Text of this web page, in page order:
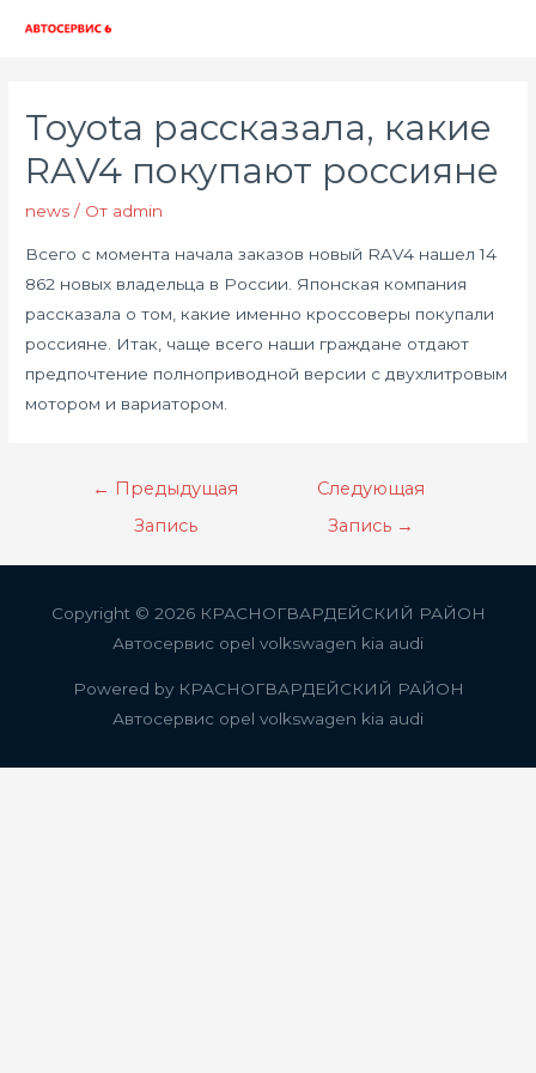
Toyota рассказала, какие
RAV4 покупают россияне
news / От admin
Всего с момента начала заказов новый RAV4 нашел 14
862 новых владельца в России. Японская компания
рассказала о том, какие именно кроссоверы покупали
россияне. Итак, чаще всего наши граждане отдают
предпочтение полноприводной версии с двухлитровым
мотором и вариатором.
Навигация
записям
← Предыдущая
Запись
Следующая
Запись →
Copyright © 2026 КРАСНОГВАРДЕЙСКИЙ РАЙОН
Автосервис opel volkswagen kia audi
Powered by КРАСНОГВАРДЕЙСКИЙ РАЙОН
Автосервис opel volkswagen kia audi